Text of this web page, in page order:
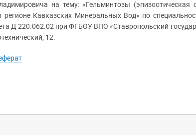
на тему: «Гельминтозы
регионе Кавказских Минеральных Вод» по
Д 220.062.02 при ФГБОУ ВПО «Ставропольский
12.